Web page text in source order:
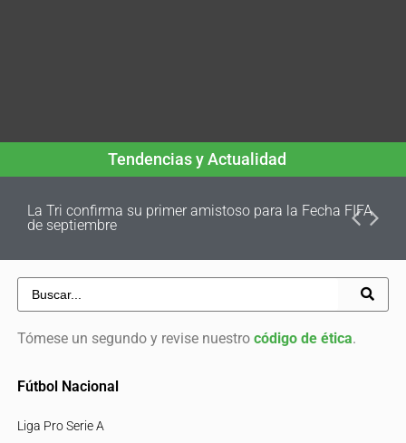
Tendencias y Actualidad
La Tri confirma su primer amistoso para la Fecha FIFA
de septiembre
Tómese un segundo y revise nuestro código de ética.
Fútbol Nacional
Liga Pro Serie A